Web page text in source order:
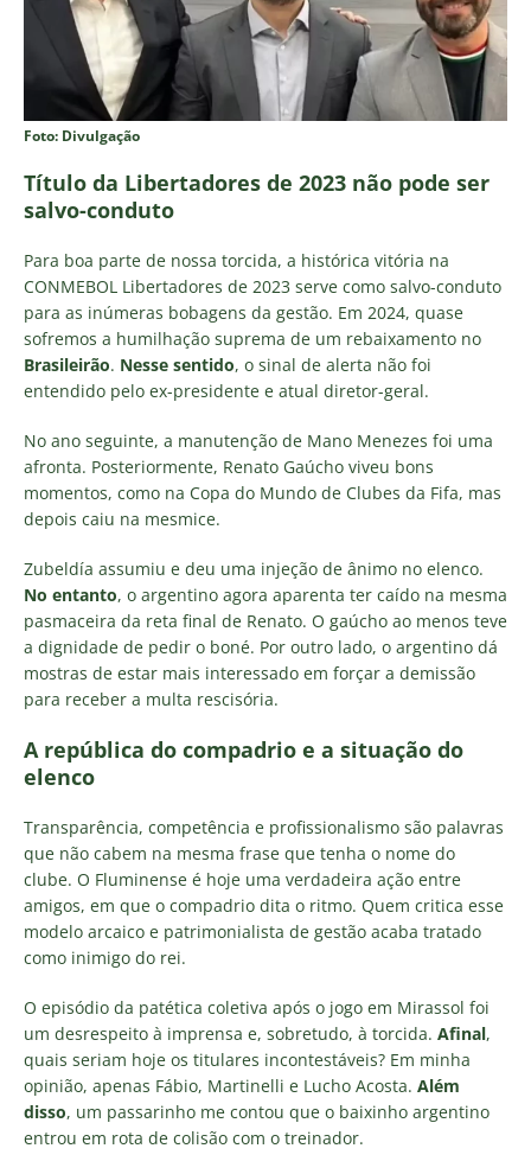
Foto: Divulgação
Título da Libertadores de 2023 não pode ser
salvo-conduto
Para boa parte de nossa torcida, a histórica vitória na
CONMEBOL Libertadores de 2023 serve como salvo-conduto
para as inúmeras bobagens da gestão. Em 2024, quase
sofremos a humilhação suprema de um rebaixamento no
Brasileirão. Nesse sentido, o sinal de alerta não foi
entendido pelo ex-presidente e atual diretor-geral.
No ano seguinte, a manutenção de Mano Menezes foi uma
afronta. Posteriormente, Renato Gaúcho viveu bons
momentos, como na Copa do Mundo de Clubes da Fifa, mas
depois caiu na mesmice.
Zubeldía assumiu e deu uma injeção de ânimo no elenco.
No entanto, o argentino agora aparenta ter caído na mesma
pasmaceira da reta final de Renato. O gaúcho ao menos teve
a dignidade de pedir o boné. Por outro lado, o argentino dá
mostras de estar mais interessado em forçar a demissão
para receber a multa rescisória.
A república do compadrio e a situação do
elenco
Transparência, competência e profissionalismo são palavras
que não cabem na mesma frase que tenha o nome do
clube. O Fluminense é hoje uma verdadeira ação entre
amigos, em que o compadrio dita o ritmo. Quem critica esse
modelo arcaico e patrimonialista de gestão acaba tratado
como inimigo do rei.
O episódio da patética coletiva após o jogo em Mirassol foi
um desrespeito à imprensa e, sobretudo, à torcida. Afinal,
quais seriam hoje os titulares incontestáveis? Em minha
opinião, apenas Fábio, Martinelli e Lucho Acosta. Além
disso, um passarinho me contou que o baixinho argentino
entrou em rota de colisão com o treinador.